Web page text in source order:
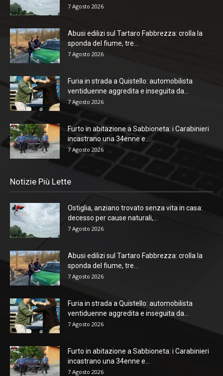
7 Agosto 2026
Abusi edilizi sul Tartaro Fabbrezza: crolla la
sponda del fiume, tre...
7 Agosto 2026
Furia in strada a Quistello: automobilista
ventiduenne aggredita e inseguita da...
7 Agosto 2026
Furto in abitazione a Sabbioneta: i Carabinieri
incastrano una 34enne e...
7 Agosto 2026
Notizie Più Lette
Ostiglia, anziano trovato senza vita in casa:
decesso per cause naturali,...
7 Agosto 2026
Abusi edilizi sul Tartaro Fabbrezza: crolla la
sponda del fiume, tre...
7 Agosto 2026
Furia in strada a Quistello: automobilista
ventiduenne aggredita e inseguita da...
7 Agosto 2026
Furto in abitazione a Sabbioneta: i Carabinieri
incastrano una 34enne e...
7 Agosto 2026